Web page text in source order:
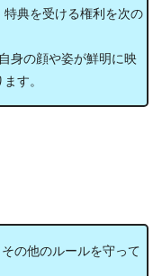
典を受ける権利を次の
⾝の顔や姿が鮮明に映
す。
の他のルールを守って